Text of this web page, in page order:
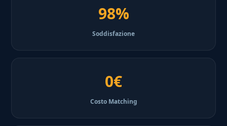
98%
Soddisfazione
0€
Costo Matching